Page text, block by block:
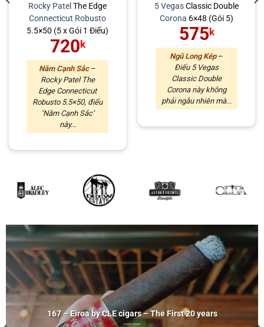
Rocky PatelThe Edge
Connecticut Robusto
5.5×50 (5 x Gói 1 Điếu)
720 k
Năm Cạnh Sắc–
Rocky Patel The
Edge Connecticut
Robusto 5.5×50, điếu
‘Năm Cạnh Sắc’
này...
5 VegasClassic Double
Corona 6×48 (Gói 5)
575 k
Ngũ Long Kép–
Điếu 5 Vegas
Classic Double
Corona này không
phải ngẫu nhiên mà...
167 – Eiroa by CLE cigars – The First 20 years